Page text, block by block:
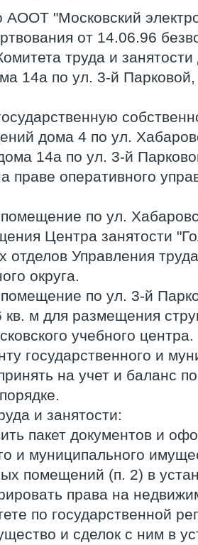
АООТ "Московский
от 14.06.96
труда и
14а по ул. 3-й
дома 4 по ул.
14а по ул. 3-й
праве оперативного
по ул.
Центра занятости
отделов Управления
округа.
по ул. 3-й
м для размещения
учебного центра.
государственного и
на учет и баланс
и занятости:
пакет документов и
и муниципального
помещений (п. 2) в
права на
по государственной
и сделок с ним в